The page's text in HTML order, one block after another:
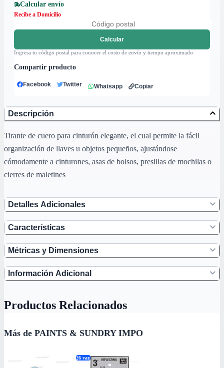
Calcular envío
Recibe a Domicilio
Calcular
Ingresa tu código postal para conocer el costo de envío y tiempo aproximado
Compartir producto
Facebook Twitter Whatsapp Copiar
Descripción
Tirante de cuero para cinturón elegante, el cual permite la fácil
organización de llaves u objetos pequeños, ajustándose
cómodamente a cinturones, asas de bolsos, presillas de mochilas o
cierres de maletines
Detalles Adicionales
Características
Métricas y Dimensiones
Información Adicional
Productos Relacionados
Más de PAINTS & SUNDRY IMPO
26 var.